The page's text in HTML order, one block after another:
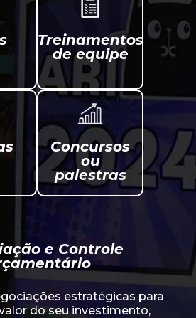
Treinamentos
de equipe
Concursos
ou
palestras
e Controle
estratégicas para
do seu investimento,